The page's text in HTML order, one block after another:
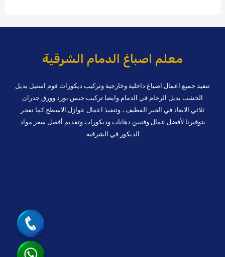
معلم اصباغ الدمام الشرقية
تنفيذ جميع اعمال اصباغ داخلية وخارجية وتركيب ديكورات فوم استيل بديل
الخشب بديل الرخام في الدمام وايضا تركيب جبس بورد وورق جدران
ثلاثي الابعاد في الخبر القطيف ، وتنفيذ اعمال عوازل الاسطح كما نفخر
بتوفيرنا لأفضل عمال وفنيين دهانات وديكورات وتقديم أفضل سعر مواد
الديكور في الشرقية.
جوال
واتساب